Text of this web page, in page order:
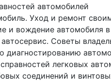
автомобилей
Уход и ремонт
и вождение автомобиля
Советы
диагностированию
легковых
соединений и